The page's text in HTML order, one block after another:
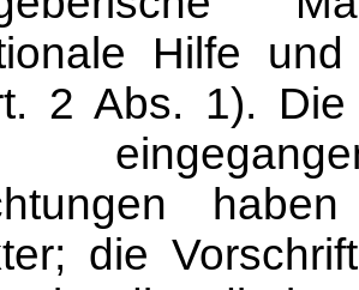
Hilfe
2 Abs. 1).
die